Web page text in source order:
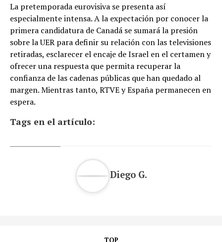
La pretemporada eurovisiva se presenta así
especialmente intensa. A la expectación por conocer la
primera candidatura de Canadá se sumará la presión
sobre la UER para definir su relación con las televisiones
retiradas, esclarecer el encaje de Israel en el certamen y
ofrecer una respuesta que permita recuperar la
confianza de las cadenas públicas que han quedado al
margen. Mientras tanto, RTVE y España permanecen en
espera.
Tags en el artículo:
Diego G.
TOP